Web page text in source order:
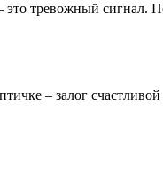
тревожный
– залог